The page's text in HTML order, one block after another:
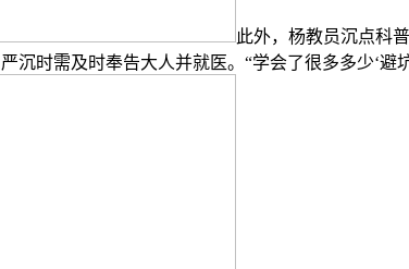
此外，杨教员沉点科
时需及时奉告大人并就医。“学会了很多多少‘避